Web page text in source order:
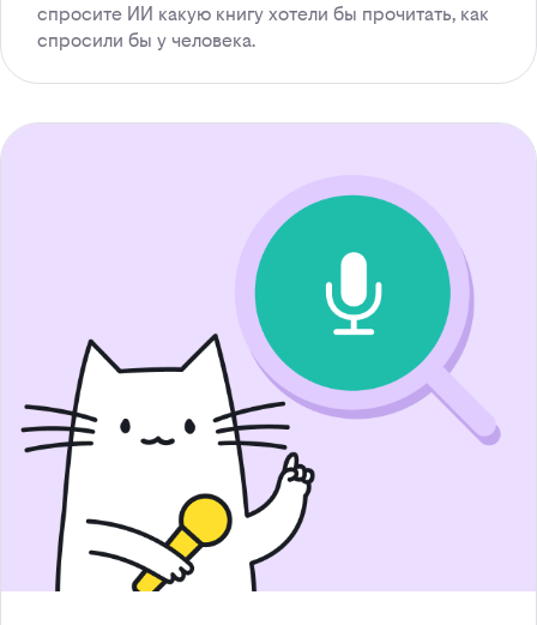
спросите ИИ какую книгу хотели бы прочитать, как
спросили бы у человека.